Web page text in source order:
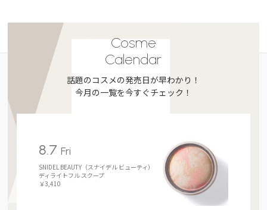
Cosme
Calendar
話題のコスメの発売日が早わかり！
今月の一覧を今すぐチェック！
8.7 Fri
SNIDEL BEAUTY（スナイデル ビューティ）
ディライトフル スクープ
￥3,410